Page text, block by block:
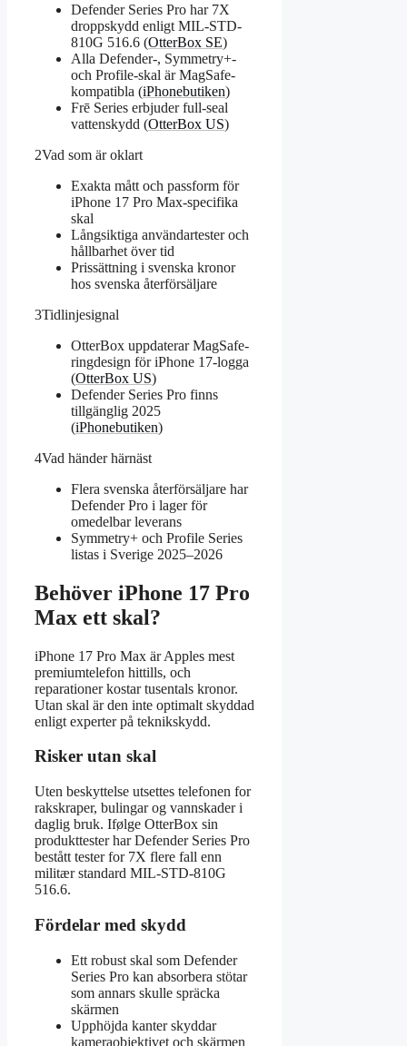
Defender Series Pro har 7X
droppskydd enligt MIL-STD-
810G 516.6 (OtterBox SE)
Alla Defender-, Symmetry+-
och Profile-skal är MagSafe-
kompatibla (iPhonebutiken)
Frē Series erbjuder full-seal
vattenskydd (OtterBox US)
2Vad som är oklart
Exakta mått och passform för
iPhone 17 Pro Max-specifika
skal
Långsiktiga användartester och
hållbarhet över tid
Prissättning i svenska kronor
hos svenska återförsäljare
3Tidlinjesignal
OtterBox uppdaterar MagSafe-
ringdesign för iPhone 17-logga
(OtterBox US)
Defender Series Pro finns
tillgänglig 2025
(iPhonebutiken)
4Vad händer härnäst
Flera svenska återförsäljare har
Defender Pro i lager för
omedelbar leverans
Symmetry+ och Profile Series
listas i Sverige 2025–2026
Behöver iPhone 17 Pro
Max ett skal?
iPhone 17 Pro Max är Apples mest
premiumtelefon hittills, och
reparationer kostar tusentals kronor.
Utan skal är den inte optimalt skyddad
enligt experter på teknikskydd.
Risker utan skal
Uten beskyttelse utsettes telefonen for
rakskraper, bulingar og vannskader i
daglig bruk. Ifølge OtterBox sin
produkttester har Defender Series Pro
bestått tester for 7X flere fall enn
militær standard MIL-STD-810G
516.6.
Fördelar med skydd
Ett robust skal som Defender
Series Pro kan absorbera stötar
som annars skulle spräcka
skärmen
Upphöjda kanter skyddar
kameraobjektivet och skärmen